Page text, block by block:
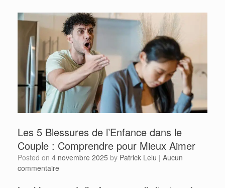
Les 5 Blessures de l’Enfance dans le
Couple : Comprendre pour Mieux Aimer
Posted on 4 novembre 2025 by Patrick Lelu | Aucun
commentaire